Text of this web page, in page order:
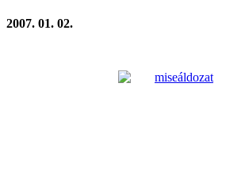
2007. 01. 02.